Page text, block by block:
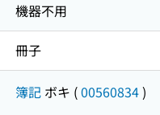
機器不用
冊子
簿記 ボキ (00560834)